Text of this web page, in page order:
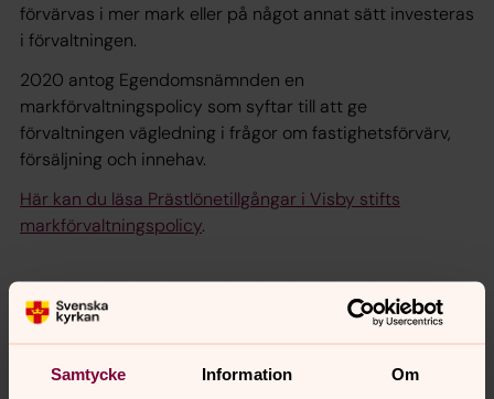
Samtycke Information Om
förvärvas i mer mark eller på något annat sätt investeras
i förvaltningen.
2020 antog Egendomsnämnden en
markförvaltningspolicy som syftar till att ge
förvaltningen vägledning i frågor om fastighetsförvärv,
försäljning och innehav.
Här kan du läsa Prästlönetillgångar i Visby stifts
markförvaltningspolicy.